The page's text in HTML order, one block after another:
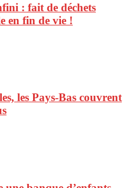
: fait de déchets
en fin de vie !
les Pays-Bas couvrent